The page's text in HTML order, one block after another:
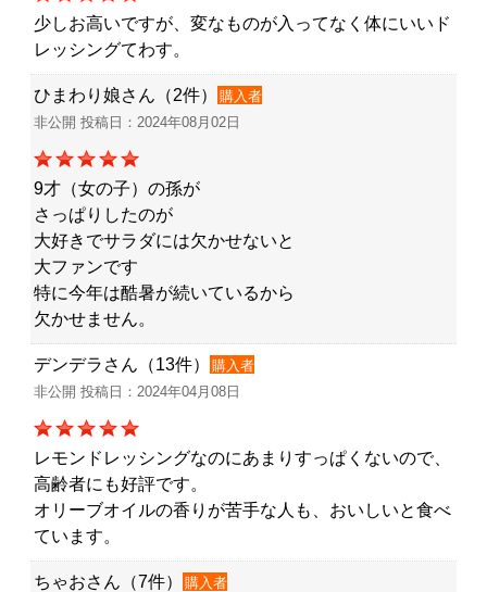
少しお高いですが、変なものが入ってなく体にいいド
レッシングてわす。
ひまわり娘さん（2件）
購入者
非公開 投稿日：2024年08月02日
9才（女の子）の孫が
さっぱりしたのが
大好きでサラダには欠かせないと
大ファンです
特に今年は酷暑が続いているから
欠かせません。
デンデラさん（13件）
購入者
非公開 投稿日：2024年04月08日
レモンドレッシングなのにあまりすっぱくないので、
高齢者にも好評です。
オリーブオイルの香りが苦手な人も、おいしいと食べ
ています。
ちゃおさん（7件）
購入者